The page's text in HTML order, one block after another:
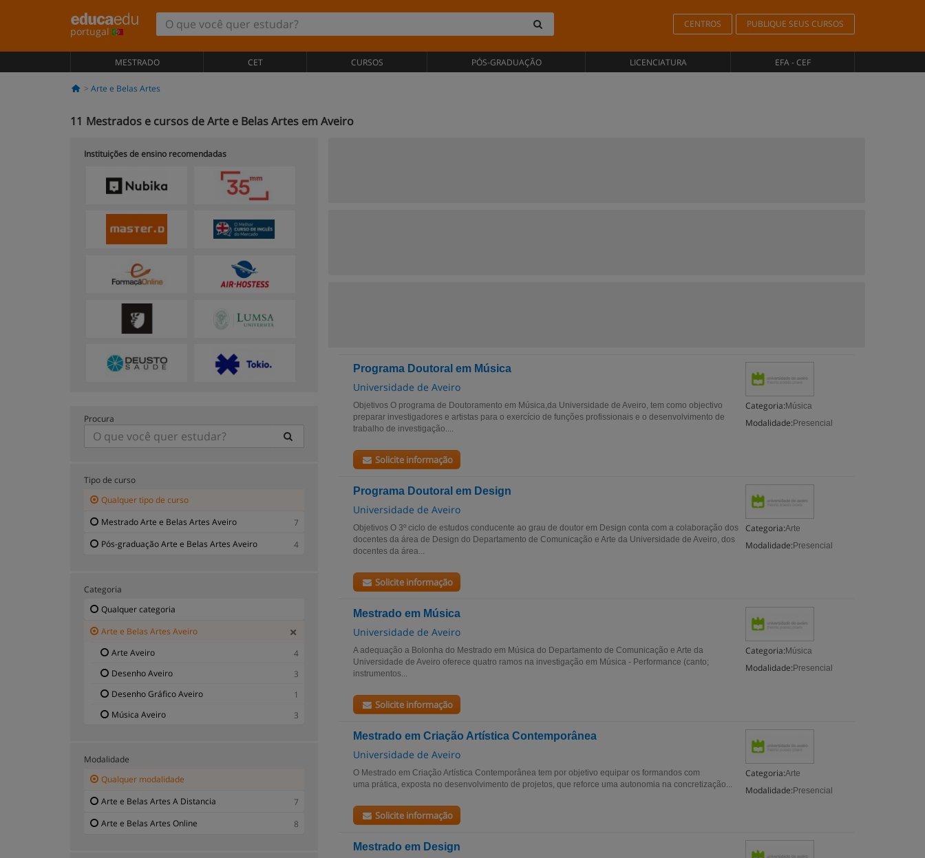
portugal
CENTROS PUBLIQUE SEUS CURSOS
MESTRADO CET CURSOS PÓS-GRADUAÇÃO LICENCIATURA EFA - CEF
Arte e Belas Artes
11 Mestrados e cursos de Arte e Belas Artes em Aveiro
Programa Doutoral em Música
Universidade de Aveiro
Categoria: Música
Modalidade: Presencial
Objetivos O programa de Doutoramento em Música,da Universidade de Aveiro, tem como objectivo
preparar investigadores e artistas para o exercício de funções profissionais e o desenvolvimento de
trabalho de investigação....
Solicite informação
Programa Doutoral em Design
Universidade de Aveiro
Categoria:Arte
Modalidade: Presencial
Objetivos O 3º ciclo de estudos conducente ao grau de doutor em Design conta com a colaboração dos
docentes da área de Design do Departamento de Comunicação e Arte da Universidade de Aveiro, dos
docentes da área...
Solicite informação
Mestrado em Música
Universidade de Aveiro
Categoria: Música
Modalidade: Presencial
A adequação a Bolonha do Mestrado em Música do Departamento de Comunicação e Arte da
Universidade de Aveiro oferece quatro ramos na investigação em Música - Performance (canto;
instrumentos...
Solicite informação
Mestrado em Criação Artística Contemporânea
Universidade de Aveiro
Categoria:Arte
Modalidade: Presencial
O Mestrado em Criação Artística Contemporânea tem por objetivo equipar os formandos com
uma prática, exposta no desenvolvimento de projetos, que reforce uma autonomia na concretização...
Solicite informação
Mestrado em Design
Instituições de ensino recomendadas
Procura
Tipo de curso
Qualquer tipo de curso
Mestrado Arte e Belas Artes Aveiro
7
Pós-graduação Arte e Belas Artes Aveiro
4
Categoria
Qualquer categoria
Arte e Belas Artes Aveiro
Arte Aveiro
4
Desenho Aveiro
3
Desenho Gráfico Aveiro
1
Música Aveiro
3
Modalidade
Qualquer modalidade
Arte e Belas Artes A Distancia
7
Arte e Belas Artes Online
8